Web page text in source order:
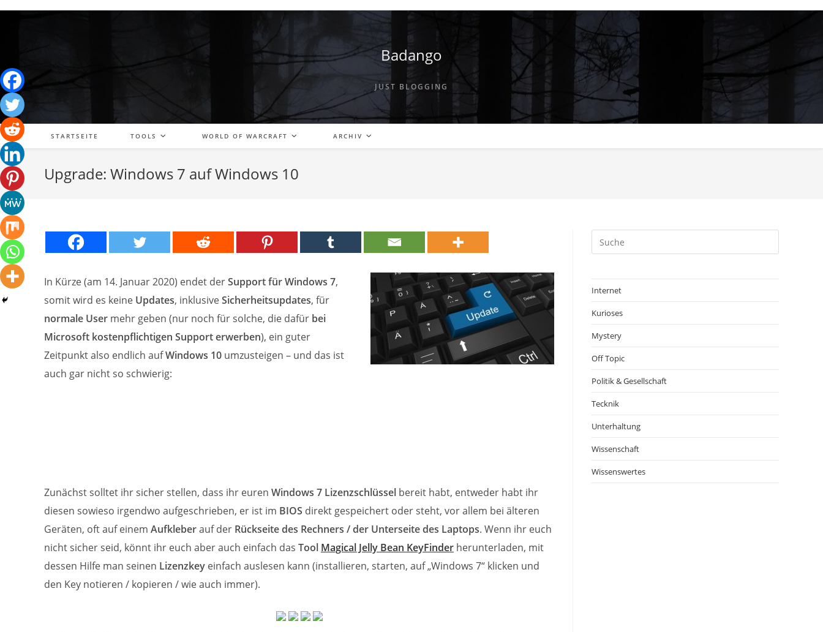
Badango
JUST BLOGGING
STARTSEITE TOOLS WORLD OF WARCRAFT ARCHIV
Upgrade: Windows 7 auf Windows 10
In Kürze (am 14. Januar 2020) endet derSupport für Windows 7,
somit wird es keine Updates, inklusiveSicherheitsupdates, für
normale User mehr geben (nur noch für solche, die dafür bei
Microsoft kostenpflichtigen Support erwerben), ein guter
Zeitpunkt also endlich aufWindows 10 umzusteigen – und das ist
auch gar nicht so schwierig:
Zunächst solltet ihr sicher stellen, dass ihr euren Windows 7 Lizenzschlüssel bereit habt, entweder habt ihr
diesen sowieso irgendwo aufgeschrieben, er ist im BIOS direkt gespeichert oder steht, vor allem bei älteren
Geräten, oft auf einem Aufkleberauf der Rückseite des Rechners / der Unterseite des Laptops. Wenn ihr euch
nicht sicher seid, könnt ihr euch aber auch einfach das Tool Magical Jelly Bean KeyFinder herunterladen, mit
dessen Hilfe man seinen Lizenzkey einfach auslesen kann (installieren, starten, auf „Windows 7“ klicken und
den Key notieren / kopieren / wie auch immer).
Internet
Kurioses
Mystery
Off Topic
Politik & Gesellschaft
Tecknik
Unterhaltung
Wissenschaft
Wissenswertes